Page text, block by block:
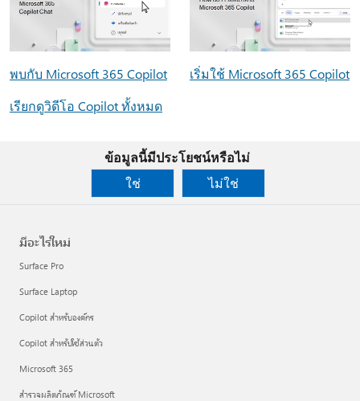
พบกับ Microsoft 365 Copilot
เริ่มใช้ Microsoft 365 Copilot
เรียกดูวิดีโอ Copilot ทั้งหมด
ข้อมูลนี้มีประโยชน์หรือไม่
ใช่
ไม่ใช่
มีอะไรใหม่
Surface Pro
Surface Laptop
Copilot สำหรับองค์กร
Copilot สำหรับใช้ส่วนตัว
Microsoft 365
สำรวจผลิตภัณฑ์ Microsoft